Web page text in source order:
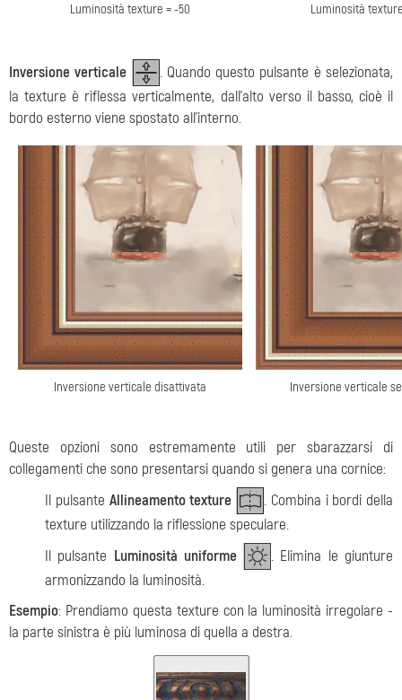
Luminosità texture = -50 Luminosità
Inversione verticale
. Quando questo pulsante è selezionata,
la texture è riflessa verticalmente, dall’alto verso il basso, cioè il
bordo esterno viene spostato all’interno.
Inversione verticale disattivata Inversione verticale
Queste opzioni sono estremamente utili per sbarazzarsi di
collegamenti che sono presentarsi quando si genera una cornice:
Il pulsante Allineamento texture
. Combina i bordi della
texture utilizzando la riflessione speculare.
Il pulsante Luminosità uniforme
. Elimina le giunture
armonizzando la luminosità.
Esempio: Prendiamo questa texture con la luminosità irregolare -
la parte sinistra è più luminosa di quella a destra.